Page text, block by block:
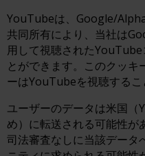
YouTubeは、Google/
共同所有により、当社は
用して視聴された
とができます。このクッ
ーはYouTubeを視聴するこ
ユーザーのデータは米国
め）に転送される可能性
司法審査なしに当該データ